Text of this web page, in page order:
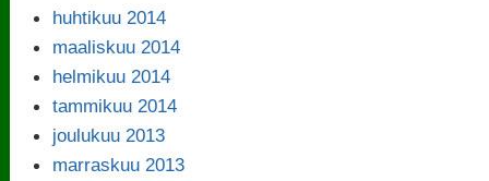
huhtikuu 2014
maaliskuu 2014
helmikuu 2014
tammikuu 2014
joulukuu 2013
marraskuu 2013